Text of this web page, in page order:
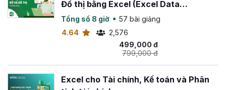
bạn không hài lòng về khóa học này.
Chúc bạn thành công!
Đồ thị bằng Excel (Excel Data
Visualization)
Tổng số 8 giờ
57 bài giảng
4.64
2,576
499,000 đ
799,000 đ
Excel cho Tài chính, Kế toán và Phân